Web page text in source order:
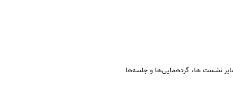
نشست ها، گردهمایی‌ها و جلسه‌‌ها